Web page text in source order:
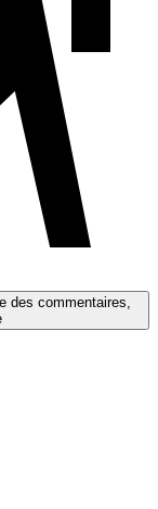
des commentaires,